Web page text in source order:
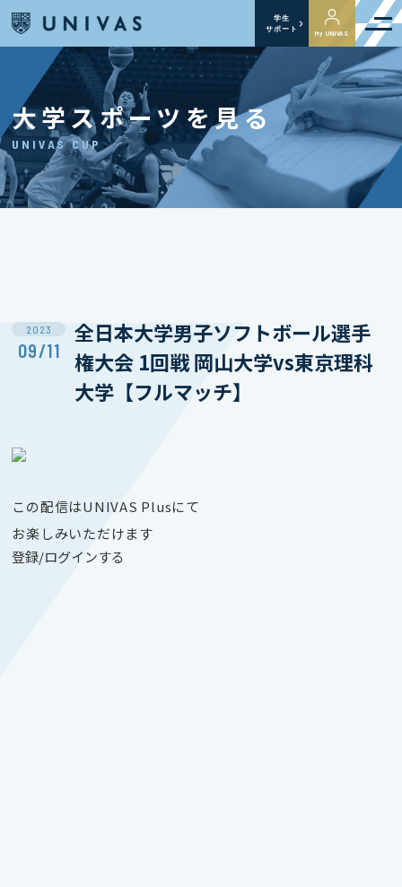
学生
サポート
My UNIVAS
大学スポーツを見る
UNIVAS CUP
2023
09/11
全日本大学男子ソフトボール選手
権大会 1回戦 岡山大学vs東京理科
大学【フルマッチ】
この配信はUNIVAS Plusにて
お楽しみいただけます
登録/ログインする